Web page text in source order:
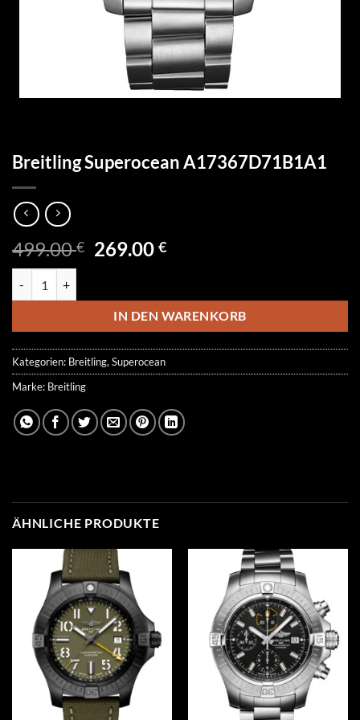
Breitling Superocean A17367D71B1A1
499.00€ Ursprünglicher
499.00 €
269.00€Aktueller
269.00 €.
IN DEN WARENKORB
Kategorien: Breitling, Superocean
Marke: Breitling
ÄHNLICHE PRODUKTE